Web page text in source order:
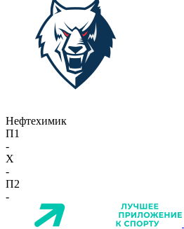
Нефтехимик
П1
-
X
-
П2
-